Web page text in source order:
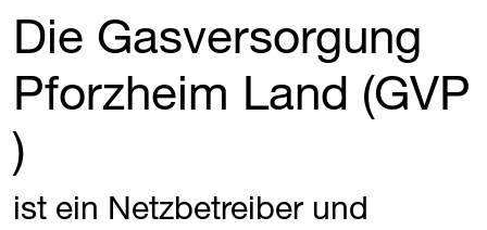
Die Gasversorgung
Pforzheim Land (​GVP
)
ist ein Netzbetreiber und